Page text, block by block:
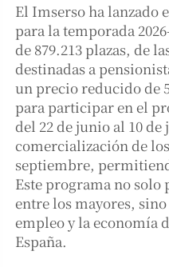
El Imserso ha lanzado
para la temporada
de 879.213 plazas, de
destinadas a
un precio reducido de
para participar en el
del 22 de junio al 10 de
comercialización de
septiembre,
Este programa no solo
entre los mayores,
empleo y la economía
España.